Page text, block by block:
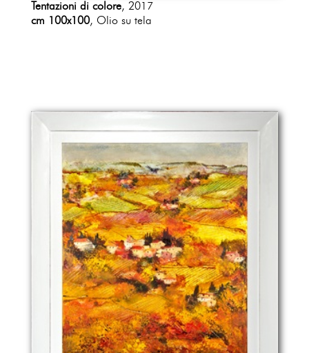
Tentazioni di colore, 2017
cm 100x100, Olio su tela